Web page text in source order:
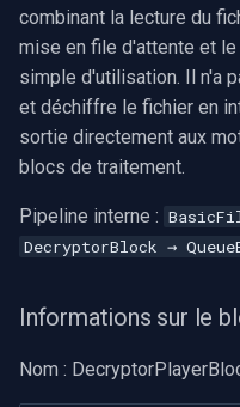
combinant la lecture du
mise en file d'attente et
simple d'utilisation. Il n'a
et déchiffre le fichier en
sortie directement aux
blocs de traitement.
Pipeline interne :
DecryptorBlock →
Informations sur le
Nom :